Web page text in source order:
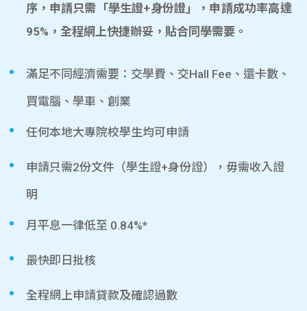
序，申請只需「學生證+身份證」，申請成功率高達
95%，全程網上快捷辦妥，貼合同學需要。
滿足不同經濟需要：交學費、交Hall Fee、還卡數、
買電腦、學車、創業
任何本地大專院校學生均可申請
申請只需2份文件（學生證+身份證），毋需收入證
明
月平息一律低至 0.84%*
最快即日批核
全程網上申請貸款及確認過數